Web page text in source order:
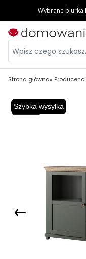
Strona główna Producenci
Szybka wysyłka
-129,16 zł